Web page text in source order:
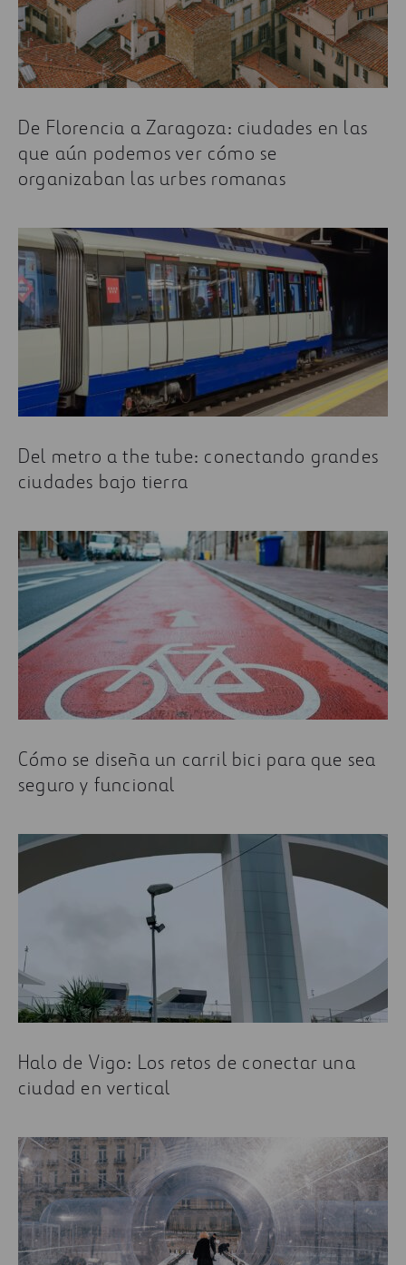
infraestructura urbana son:
Más tranquilas y limpias: las smart cities
también mejoran nuestra salud
Hacer realidad la movilidad aérea urbana
Así son las gigantescas tuneladoras para
proyectos subterráneos
De Florencia a Zaragoza: ciudades en las
que aún podemos ver cómo se
organizaban las urbes romanas
Del metro a the tube: conectando grandes
ciudades bajo tierra
Cómo se diseña un carril bici para que sea
seguro y funcional
Halo de Vigo: Los retos de conectar una
ciudad en vertical